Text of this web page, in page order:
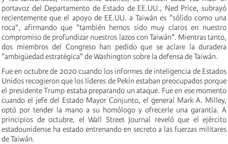
portavoz del Departamento de Estado de EE.UU., Ned Price, subrayó
recientemente que el apoyo de EE.UU. a Taiwán es "sólido como una
roca", afirmando que "también hemos sido muy claros en nuestro
compromiso de profundizar nuestros lazos con Taiwán". Mientras tanto,
dos miembros del Congreso han pedido que se aclare la duradera
"ambigüedad estratégica" de Washington sobre la defensa de Taiwán.
Fue en octubre de 2020 cuando los informes de inteligencia de Estados
Unidos recogieron que los líderes de Pekín estaban preocupados porque
el presidente Trump estaba preparando un ataque. Fue en ese momento
cuando el jefe del Estado Mayor Conjunto, el general Mark A. Milley,
optó por tender la mano a su homólogo y ofrecerle una garantía. A
principios de octubre, el Wall Street Journal reveló que el ejército
estadounidense ha estado entrenando en secreto a las fuerzas militares
de Taiwán.